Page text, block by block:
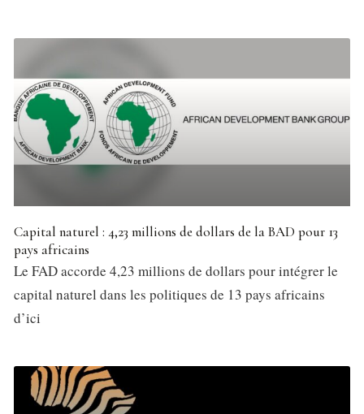
Capital naturel : 4,23 millions de dollars de la BAD pour 13
pays africains
Le FAD accorde 4,23 millions de dollars pour intégrer le
capital naturel dans les politiques de 13 pays africains
d’ici